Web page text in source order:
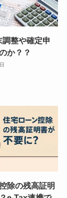
整や確定申
か？？
除の残高証明